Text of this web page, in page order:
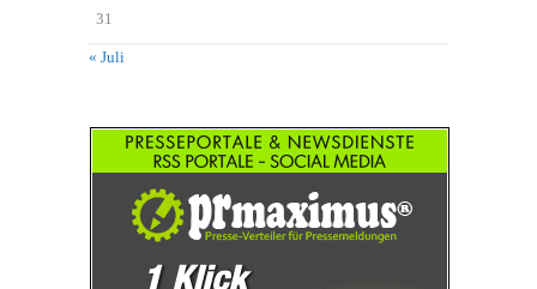
31
« Juli